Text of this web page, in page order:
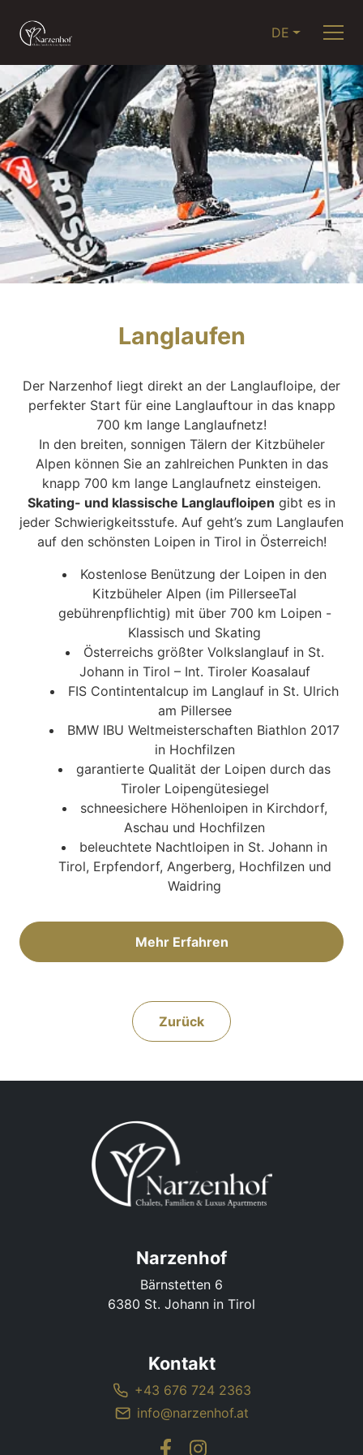
DE
Langlaufen
Der Narzenhof liegt direkt an der Langlaufloipe, der
perfekter Start für eine Langlauftour in das knapp
700 km lange Langlaufnetz!
In den breiten, sonnigen Tälern der Kitzbüheler
Alpen können Sie an zahlreichen Punkten in das
knapp 700 km lange Langlaufnetz einsteigen.
Skating- und klassische Langlaufloipen gibt es in
jeder Schwierigkeitsstufe. Auf geht’s zum Langlaufen
auf den schönsten Loipen in Tirol in Österreich!
Kostenlose Benützung der Loipen in den
Kitzbüheler Alpen (im PillerseeTal
gebührenpflichtig) mit über 700 km Loipen -
Klassisch und Skating
Österreichs größter Volkslanglauf in St.
Johann in Tirol – Int. Tiroler Koasalauf
FIS Contintentalcup im Langlauf in St. Ulrich
am Pillersee
BMW IBU Weltmeisterschaften Biathlon 2017
in Hochfilzen
garantierte Qualität der Loipen durch das
Tiroler Loipengütesiegel
schneesichere Höhenloipen in Kirchdorf,
Aschau und Hochfilzen
beleuchtete Nachtloipen in St. Johann in
Tirol, Erpfendorf, Angerberg, Hochfilzen und
Waidring
Mehr Erfahren
Zurück
Narzenhof
Bärnstetten 6
6380 St. Johann in Tirol
Kontakt
+43 676 724 2363
info@narzenhof.at